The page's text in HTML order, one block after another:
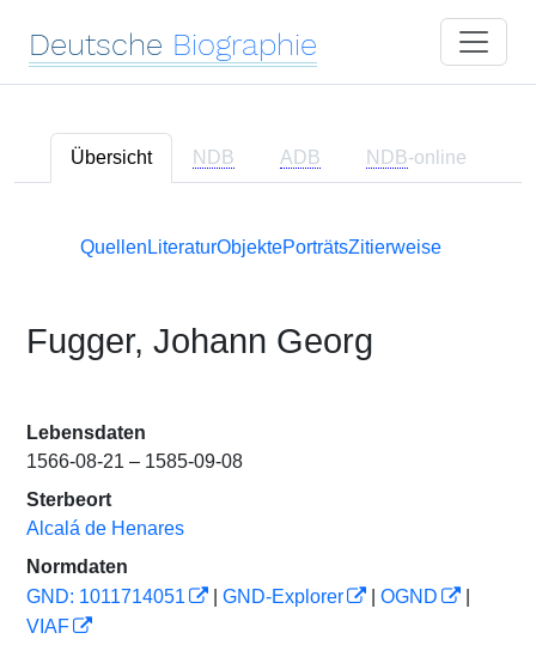
Deutsche Biographie
Übersicht NDB ADB NDB-online
Quellen LiteraturObjektePorträtsZitierweise
Fugger, Johann Georg
Lebensdaten
1566-08-21 – 1585-09-08
Sterbeort
Alcalá de Henares
Normdaten
GND: 1011714051
GND-Explorer OGND
VIAF